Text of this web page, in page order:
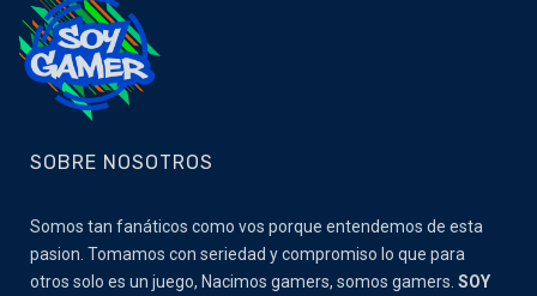
SOBRE NOSOTROS
Somos tan fanáticos como vos porque entendemos de esta
pasion. Tomamos con seriedad y compromiso lo que para
otros solo es un juego, Nacimos gamers, somos gamers. SOY